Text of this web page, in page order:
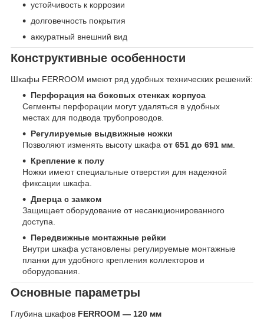
устойчивость к коррозии
долговечность покрытия
аккуратный внешний вид
Конструктивные особенности
Шкафы FERROOM имеют ряд удобных технических решений:
Перфорация на боковых стенках корпуса
Сегменты перфорации могут удаляться в удобных
местах для подвода трубопроводов.
Регулируемые выдвижные ножки
Позволяют изменять высоту шкафа от 651 до 691 мм
Крепление к полу
Ножки имеют специальные отверстия для надежной
фиксации шкафа.
Дверца с замком
Защищает оборудование от несанкционированного
доступа.
Передвижные монтажные рейки
Внутри шкафа установлены регулируемые монтажные
планки для удобного крепления коллекторов и
оборудования.
Основные параметры
Глубина шкафов FERROOM — 120 мм